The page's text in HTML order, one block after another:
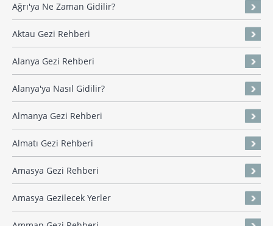
Ağrı'ya Ne Zaman Gidilir?
Aktau Gezi Rehberi
Alanya Gezi Rehberi
Alanya'ya Nasıl Gidilir?
Almanya Gezi Rehberi
Almatı Gezi Rehberi
Amasya Gezi Rehberi
Amasya Gezilecek Yerler